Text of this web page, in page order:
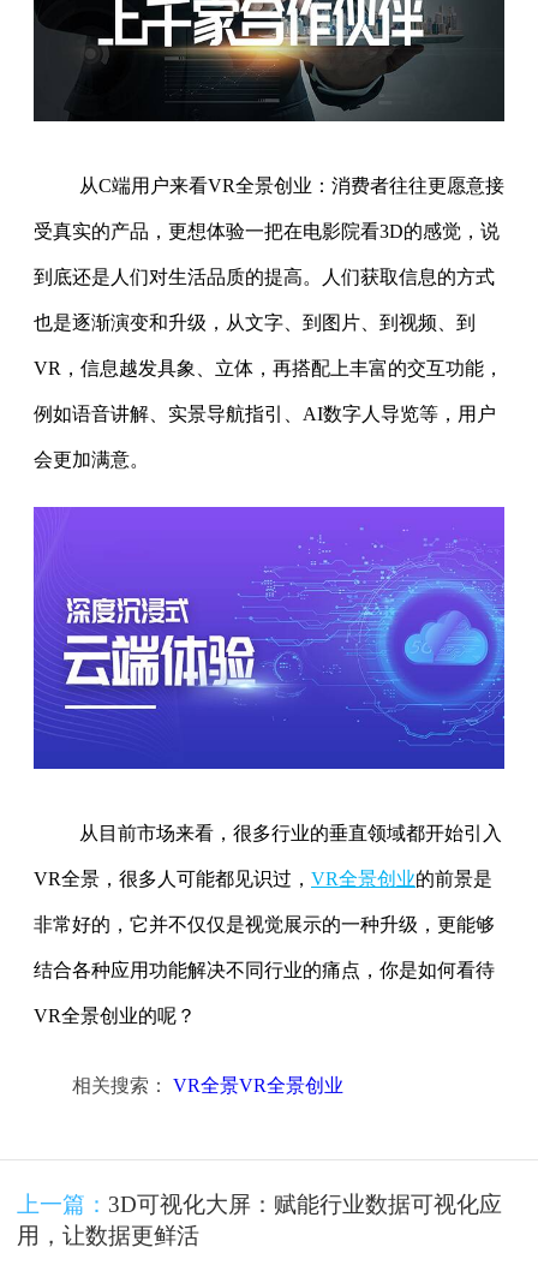
从C端用户来看VR全景创业：消费者往往更愿意接
受真实的产品，更想体验一把在电影院看3D的感觉，说
到底还是人们对生活品质的提高。人们获取信息的方式
也是逐渐演变和升级，从文字、到图片、到视频、到
VR，信息越发具象、立体，再搭配上丰富的交互功能，
例如语音讲解、实景导航指引、AI数字人导览等，用户
会更加满意。
从目前市场来看，很多行业的垂直领域都开始引入
VR全景，很多人可能都见识过， VR全景创业的前景是
非常好的，它并不仅仅是视觉展示的一种升级，更能够
结合各种应用功能解决不同行业的痛点，你是如何看待
VR全景创业的呢？
相关搜索： VR全景VR全景创业
上一篇： 3D可视化大屏：赋能行业数据可视化应
用，让数据更鲜活